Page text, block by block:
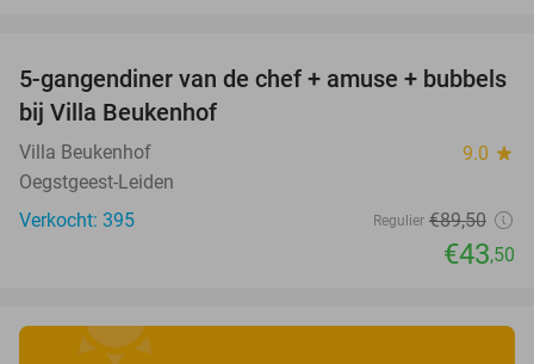
51%
5-gangendiner van de chef + amuse + bubbels
bij Villa Beukenhof
Villa Beukenhof 9.0 star
Oegstgeest-Leiden
Verkocht: 395
Regulier €89,50
€43,50